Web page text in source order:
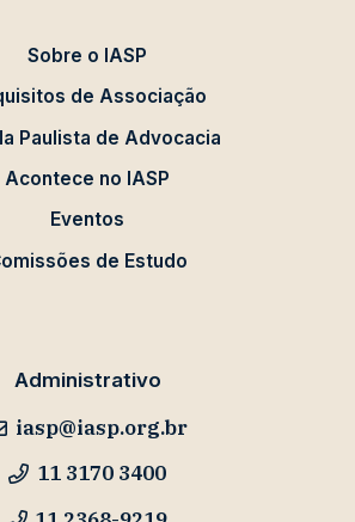
Sobre o IASP
de Associação
Paulista de Advocacia
Acontece no IASP
Eventos
de Estudo
Administrativo
iasp@iasp.org.br
11 3170 3400